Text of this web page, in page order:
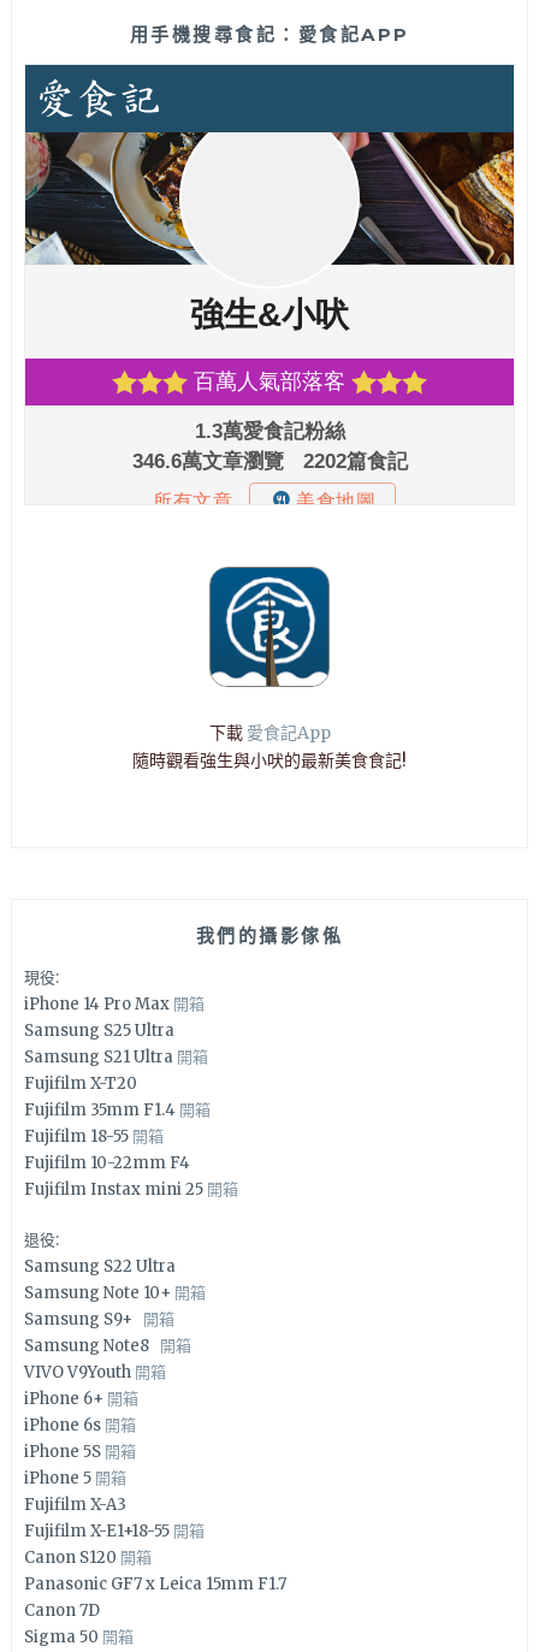
用手機搜尋食記：愛食記APP
下載 愛食記App
隨時觀看強生與小吠的最新美食食記!
我們的攝影傢俬
現役:
iPhone 14 Pro Max 開箱
Samsung S25 Ultra
Samsung S21 Ultra 開箱
Fujifilm X-T20
Fujifilm 35mm F1.4 開箱
Fujifilm 18-55 開箱
Fujifilm 10-22mm F4
Fujifilm Instax mini 25 開箱
退役:
Samsung S22 Ultra
Samsung Note 10+ 開箱
Samsung S9+ 開箱
Samsung Note8 開箱
VIVO V9Youth 開箱
iPhone 6+ 開箱
iPhone 6s 開箱
iPhone 5S 開箱
iPhone 5 開箱
Fujifilm X-A3
Fujifilm X-E1+18-55 開箱
Canon S120 開箱
Panasonic GF7 x Leica 15mm F1.7
Canon 7D
Sigma 50 開箱